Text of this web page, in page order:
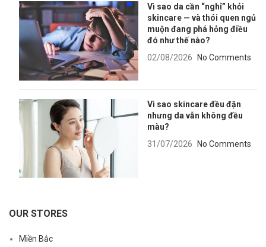
Vì sao da cần “nghỉ” khỏi
skincare — và thói quen ngủ
muộn đang phá hỏng điều
đó như thế nào?
02/08/2026
No Comments
Vì sao skincare đều đặn
nhưng da vẫn không đều
màu?
31/07/2026
No Comments
OUR STORES
Miền Bắc